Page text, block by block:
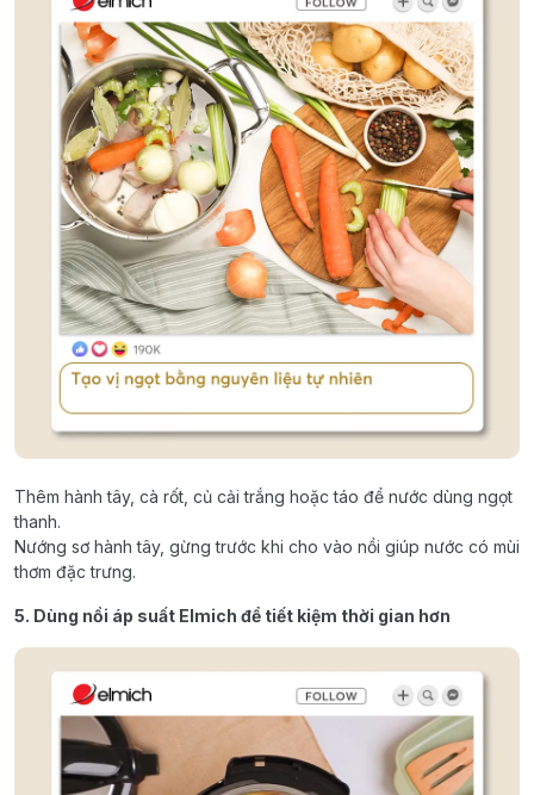
Thêm hành tây, cà rốt, củ cải trắng hoặc táo để nước dùng ngọt
thanh.
Nướng sơ hành tây, gừng trước khi cho vào nồi giúp nước có mùi
thơm đặc trưng.
5. Dùng nồi áp suất Elmich để tiết kiệm thời gian hơn